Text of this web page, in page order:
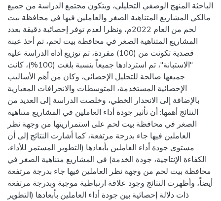
الباحثة المنهج الوصفي التحليلي، ويتكون مجتمع الدراسة من جميع
مالكي المشاريع المتناهية الصغر والعاملين فيها في محافظة بيت
لحم من العام 2022م، ونظرا لعدم توفر إحصائية دقيقة بعدد
المشاريع المتناهية الصغر في محافظة بيت لحم، تم أخذ عينة
قصدية تكونت من (100) مفردة، تم توزيع أداة الدراسة عليه
"الاستبانة"، تم استردادها جميعاً بنسبة بلغت (100%)، كانت
جميعها صالحة للتحليل الإحصائي، وكان من أهم الأساليب
الإحصائية المستخدمة، المتوسطات والانحرافات المعيارية
بالإضافة إلى الانحدار الخطي، وخلصت الدراسة إلى العديد من
النتائج أهمها: أن تأثير جودة أداء العاملين في المشاريع متناهية
الصغر في محافظة بيت لحم على استمراريتها من وجهة نظر
العاملين فيها جاء بدرجة مرتفعة، كما أشارت النتائج إلى أن
مستوى جودة أداء العاملين بأبعادها (التطوير المستمر للأداء،
الكفاءة الإنتاجية، جودة الخدمة) في المشاريع متناهية الصغر في
محافظة بيت لحم من وجهة نظر العاملين فيها جاء بدرجة مرتفعة
أيضاً، وأظهرت النتائج وجود علاقة ارتباطية موجبة وبدرجة مرتفعة
ذات دلالة إحصائية بين جودة أداء العاملين بأبعادها (التطوير